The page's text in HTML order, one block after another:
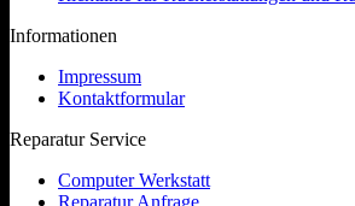
Informationen
Impressum
Kontaktformular
Reparatur Service
Computer Werkstatt